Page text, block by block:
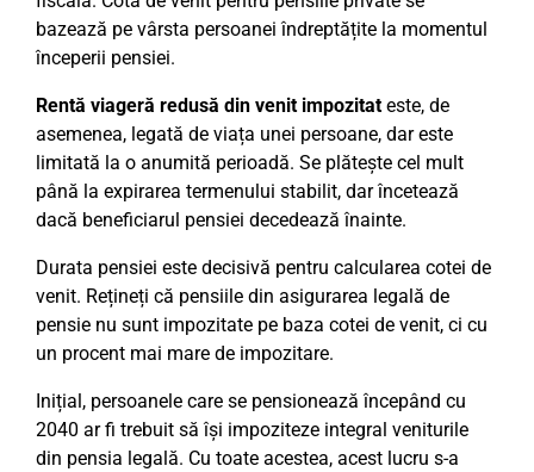
bazează pe vârsta persoanei îndreptățite la momentul
începerii pensiei.
Rentă viageră redusă din venit impozitateste, de
asemenea, legată de viața unei persoane, dar este
limitată la o anumită perioadă. Se plătește cel mult
până la expirarea termenului stabilit, dar încetează
dacă beneficiarul pensiei decedează înainte.
Durata pensiei este decisivă pentru calcularea cotei de
venit. Rețineți că pensiile din asigurarea legală de
pensie nu sunt impozitate pe baza cotei de venit, ci cu
un procent mai mare de impozitare.
Inițial, persoanele care se pensionează începând cu
2040 ar fi trebuit să își impoziteze integral veniturile
din pensia legală. Cu toate acestea, acest lucru s-a